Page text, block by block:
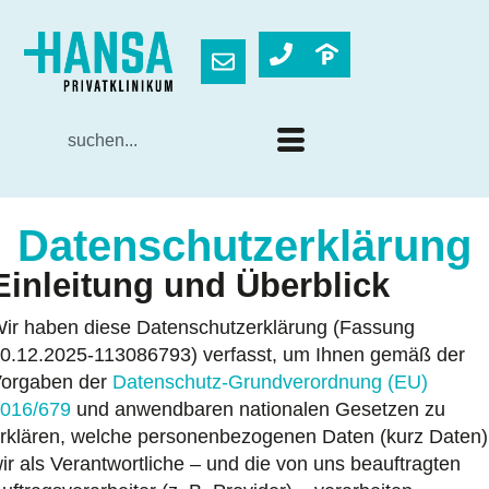
Datenschutzerklärung
und Überblick
haben diese Datenschutzerklärung (Fassung
113086793) verfasst, um Ihnen gemäß der
der Datenschutz-Grundverordnung (EU)
679 und anwendbaren nationalen Gesetzen zu
welche personenbezogenen Daten (kurz Daten)
als Verantwortliche – und die von uns beauftragten